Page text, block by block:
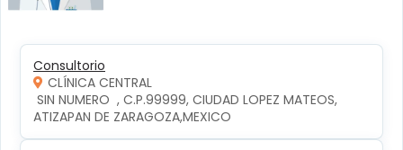
Consultorio
CLÍNICA CENTRAL
ATIZAPAN DE ZARAGOZA,MEXICO